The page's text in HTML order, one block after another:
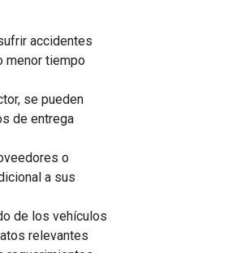
accidentes
menor tiempo
se pueden
de entrega
o
a sus
de los vehículos
relevantes